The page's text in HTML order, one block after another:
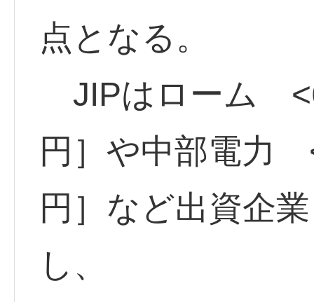
点となる。
JIPはローム
円］や中部電力
円］など出資企
し、